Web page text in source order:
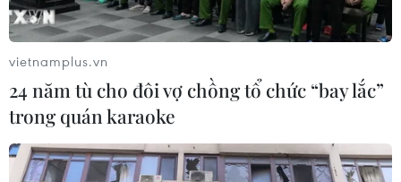
vietnamplus.vn
24 năm tù cho đôi vợ chồng tổ chức “bay lắc”
trong quán karaoke